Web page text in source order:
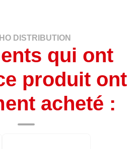
DISTRIBUTION
qui ont
produit ont
acheté :